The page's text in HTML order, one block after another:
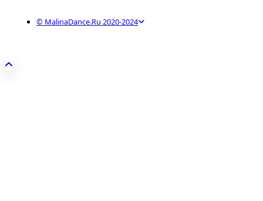
© MalinaDance.ru 2020-2024